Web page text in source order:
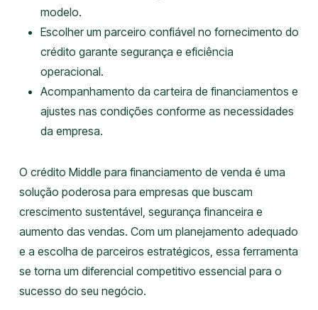
modelo.
Escolher um parceiro confiável no fornecimento do
crédito garante segurança e eficiência
operacional.
Acompanhamento da carteira de financiamentos e
ajustes nas condições conforme as necessidades
da empresa.
O crédito Middle para financiamento de venda é uma
solução poderosa para empresas que buscam
crescimento sustentável, segurança financeira e
aumento das vendas. Com um planejamento adequado
e a escolha de parceiros estratégicos, essa ferramenta
se torna um diferencial competitivo essencial para o
sucesso do seu negócio.